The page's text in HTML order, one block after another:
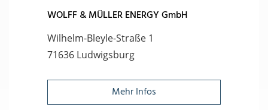
WOLFF & MÜLLER ENERGY GmbH
Wilhelm-Bleyle-Straße 1
71636 Ludwigsburg
Mehr Infos